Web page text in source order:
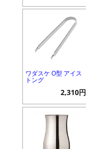
ワダスケ O型 アイス
トング
2,310円